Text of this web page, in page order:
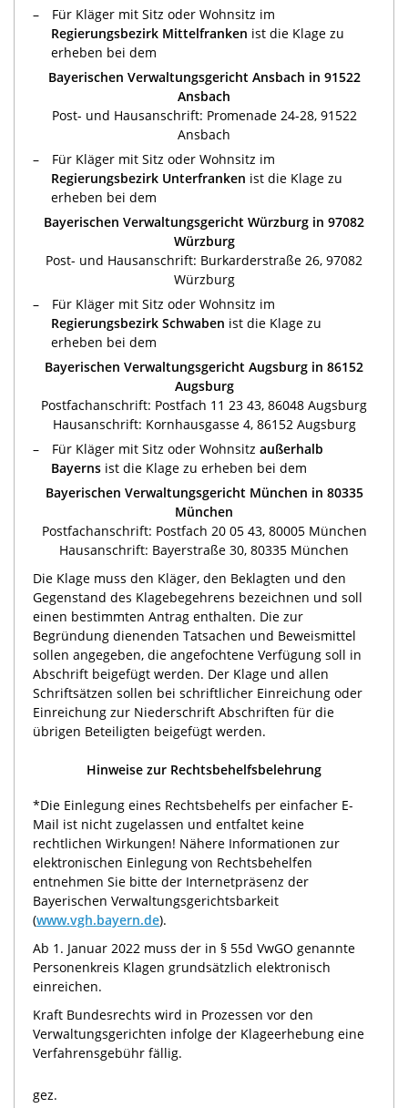
Für Kläger mit Sitz oder Wohnsitz im
Regierungsbezirk Mittelfranken ist die Klage zu
erheben bei dem
Bayerischen Verwaltungsgericht Ansbach in 91522
Ansbach
Post- und Hausanschrift: Promenade 24-28, 91522
Ansbach
Für Kläger mit Sitz oder Wohnsitz im
Regierungsbezirk Unterfranken ist die Klage zu
erheben bei dem
Bayerischen Verwaltungsgericht Würzburg in 97082
Würzburg
Post- und Hausanschrift: Burkarderstraße 26, 97082
Würzburg
Für Kläger mit Sitz oder Wohnsitz im
Regierungsbezirk Schwaben ist die Klage zu
erheben bei dem
Bayerischen Verwaltungsgericht Augsburg in 86152
Augsburg
Postfachanschrift: Postfach 11 23 43, 86048 Augsburg
Hausanschrift: Kornhausgasse 4, 86152 Augsburg
Für Kläger mit Sitz oder Wohnsitz außerhalb
Bayerns ist die Klage zu erheben bei dem
Bayerischen Verwaltungsgericht München in 80335
München
Postfachanschrift: Postfach 20 05 43, 80005 München
Hausanschrift: Bayerstraße 30, 80335 München
Die Klage muss den Kläger, den Beklagten und den
Gegenstand des Klagebegehrens bezeichnen und soll
einen bestimmten Antrag enthalten. Die zur
Begründung dienenden Tatsachen und Beweismittel
sollen angegeben, die angefochtene Verfügung soll in
Abschrift beigefügt werden. Der Klage und allen
Schriftsätzen sollen bei schriftlicher Einreichung oder
Einreichung zur Niederschrift Abschriften für die
übrigen Beteiligten beigefügt werden.
Hinweise zur Rechtsbehelfsbelehrung
*Die Einlegung eines Rechtsbehelfs per einfacher E-
Mail ist nicht zugelassen und entfaltet keine
rechtlichen Wirkungen! Nähere Informationen zur
elektronischen Einlegung von Rechtsbehelfen
entnehmen Sie bitte der Internetpräsenz der
Bayerischen Verwaltungsgerichtsbarkeit
(www.vgh.bayern.de).
Ab 1. Januar 2022 muss der in § 55d VwGO genannte
Personenkreis Klagen grundsätzlich elektronisch
einreichen.
Kraft Bundesrechts wird in Prozessen vor den
Verwaltungsgerichten infolge der Klageerhebung eine
Verfahrensgebühr fällig.
gez.